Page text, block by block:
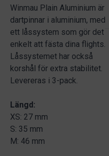
Winmau Plain Aluminium är
dartpinnar i aluminium, med
ett låssystem som gör det
enkelt att fästa dina flights.
Låssystemet har också
korshål för extra stabilitet.
Levereras i 3-pack.
Längd:
XS: 27 mm
S: 35 mm
M: 46 mm